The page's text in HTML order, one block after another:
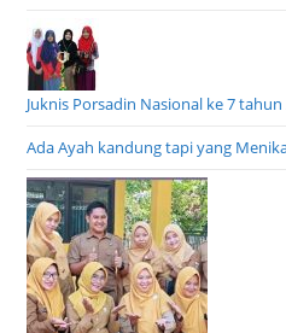
Juknis Porsadin Nasional ke 7 tahun
Ada Ayah kandung tapi yang